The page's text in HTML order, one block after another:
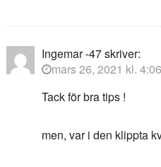
Ingemar -47skriver:
mars 26, 2021 kl.
Tack för bra tips !
men, var i den klippta